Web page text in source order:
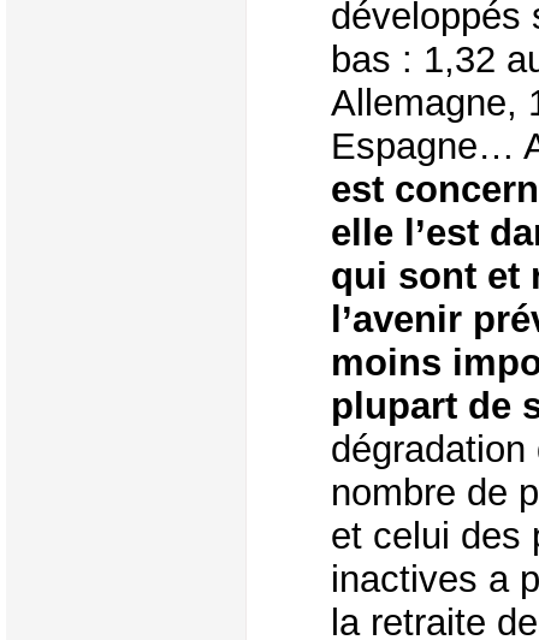
développés
bas : 1,32
Allemagne,
Espagne…
est
elle l’est
qui sont et
l’avenir
moins
plupart de
nombre de
et celui des
inactives a
la retraite